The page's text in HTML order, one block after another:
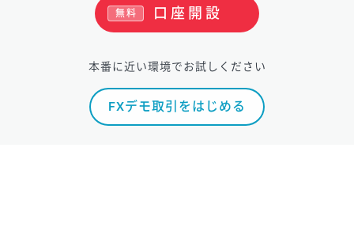
口座開設
無料
本番に近い環境でお試しください
FXデモ取引をはじめる